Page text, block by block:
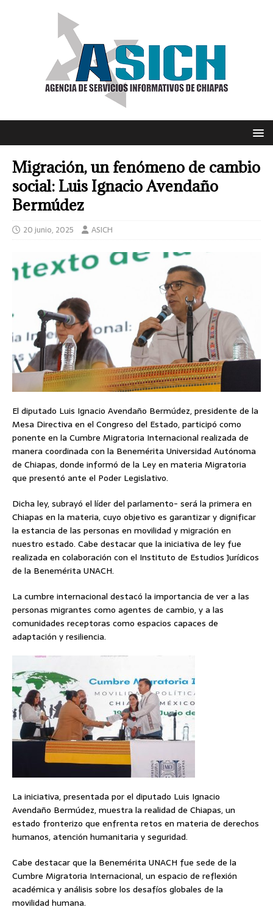
Migración, un fenómeno de cambio
social: Luis Ignacio Avendaño
Bermúdez
20 junio, 2025 ASICH
El diputado Luis Ignacio Avendaño Bermúdez, presidente de la
Mesa Directiva en el Congreso del Estado, participó como
ponente en la Cumbre Migratoria Internacional realizada de
manera coordinada con la Benemérita Universidad Autónoma
de Chiapas, donde informó de la Ley en materia Migratoria
que presentó ante el Poder Legislativo.
Dicha ley, subrayó el líder del parlamento- será la primera en
Chiapas en la materia, cuyo objetivo es garantizar y dignificar
la estancia de las personas en movilidad y migración en
nuestro estado. Cabe destacar que la iniciativa de ley fue
realizada en colaboración con el Instituto de Estudios Jurídicos
de la Benemérita UNACH.
La cumbre internacional destacó la importancia de ver a las
personas migrantes como agentes de cambio, y a las
comunidades receptoras como espacios capaces de
adaptación y resiliencia.
La iniciativa, presentada por el diputado Luis Ignacio
Avendaño Bermúdez, muestra la realidad de Chiapas, un
estado fronterizo que enfrenta retos en materia de derechos
humanos, atención humanitaria y seguridad.
Cabe destacar que la Benemérita UNACH fue sede de la
Cumbre Migratoria Internacional, un espacio de reflexión
académica y análisis sobre los desafíos globales de la
movilidad humana.